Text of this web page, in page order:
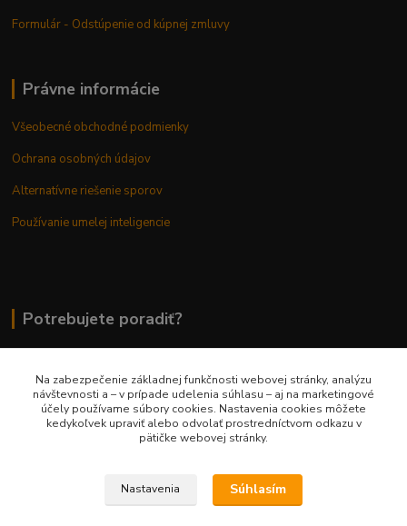
Formulár - Odstúpenie od kúpnej zmluvy
Právne informácie
Všeobecné obchodné podmienky
Ochrana osobných údajov
Alternatívne riešenie sporov
Používanie umelej inteligencie
Potrebujete poradiť?
0948 236 042
info@margaretkashop.sk
Na zabezpečenie základnej funkčnosti webovej stránky, analýzu
návštevnosti a – v prípade udelenia súhlasu – aj na marketingové
účely používame súbory cookies. Nastavenia cookies môžete
kedykoľvek upraviť alebo odvolať prostredníctvom odkazu v
pätičke webovej stránky.
Nastavenia Súhlasím